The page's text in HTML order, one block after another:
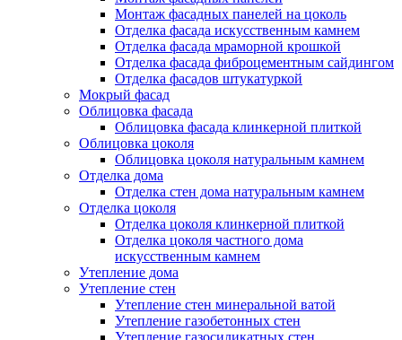
Монтаж фасадных панелей на цоколь
Отделка фасада искусственным камнем
Отделка фасада мраморной крошкой
Отделка фасада фиброцементным сайдингом
Отделка фасадов штукатуркой
Мокрый фасад
Облицовка фасада
Облицовка фасада клинкерной плиткой
Облицовка цоколя
Облицовка цоколя натуральным камнем
Отделка дома
Отделка стен дома натуральным камнем
Отделка цоколя
Отделка цоколя клинкерной плиткой
Отделка цоколя частного дома
искусственным камнем
Утепление дома
Утепление стен
Утепление стен минеральной ватой
Утепление газобетонных стен
Утепление газосиликатных стен